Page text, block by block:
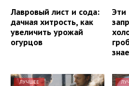
Лавровый лист и сода:
дачная хитрость, как
увеличить урожай
огурцов
Эти
ЛУЧШЕЕ